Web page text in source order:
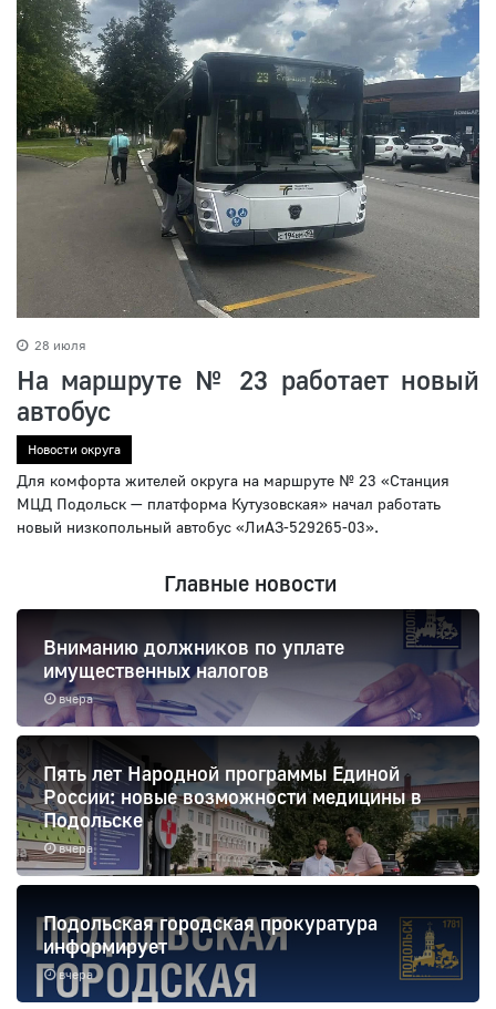
28 июля
На маршруте № 23 работает новый
автобус
Новости округа
Для комфорта жителей округа на маршруте № 23 «Станция
МЦД Подольск — платформа Кутузовская» начал работать
новый низкопольный автобус «ЛиАЗ-529265-03».
Главные новости
вчера
Вниманию должников по уплате
имущественных налогов
вчера
Пять лет Народной программы Единой
России: новые возможности медицины в
Подольске
вчера
Подольская городская прокуратура
информирует